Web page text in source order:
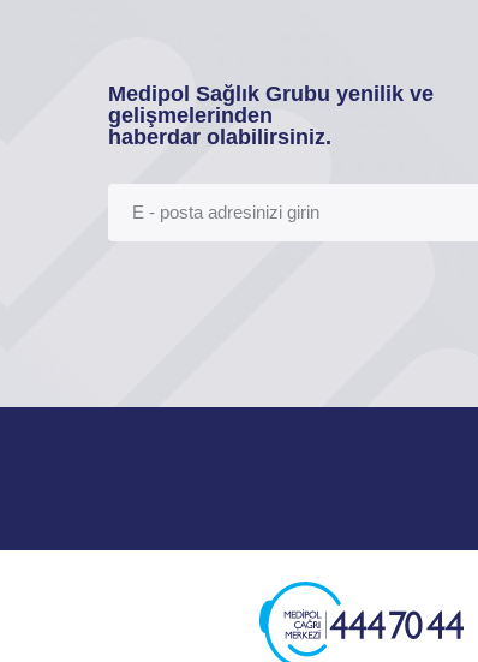
Medipol Sağlık Grubu yenilik ve
gelişmelerinden
haberdar olabilirsiniz.